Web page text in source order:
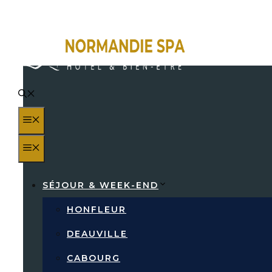
SÉJOUR & WEEK-END
HONFLEUR
DEAUVILLE
CABOURG
WEEK-END